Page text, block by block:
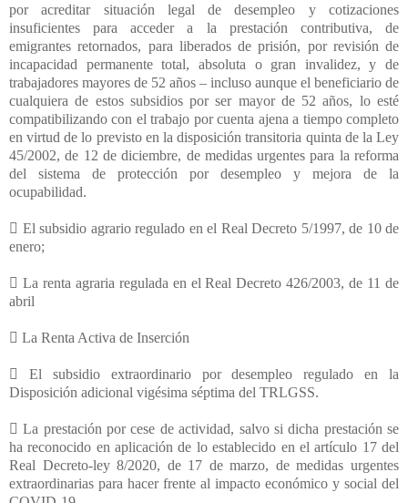
por acreditar situación legal de desempleo y cotizaciones
insuficientes para acceder a la prestación contributiva, de
emigrantes retornados, para liberados de prisión, por revisión de
incapacidad permanente total, absoluta o gran invalidez, y de
trabajadores mayores de 52 años – incluso aunque el beneficiario de
cualquiera de estos subsidios por ser mayor de 52 años, lo esté
compatibilizando con el trabajo por cuenta ajena a tiempo completo
en virtud de lo previsto en la disposición transitoria quinta de la Ley
45/2002, de 12 de diciembre, de medidas urgentes para la reforma
del sistema de protección por desempleo y mejora de la
ocupabilidad.
 El subsidio agrario regulado en el Real Decreto 5/1997, de 10 de
enero;
 La renta agraria regulada en el Real Decreto 426/2003, de 11 de
abril
 La Renta Activa de Inserción
 El subsidio extraordinario por desempleo regulado en la
Disposición adicional vigésima séptima del TRLGSS.
 La prestación por cese de actividad, salvo si dicha prestación se
ha reconocido en aplicación de lo establecido en el artículo 17 del
Real Decreto-ley 8/2020, de 17 de marzo, de medidas urgentes
extraordinarias para hacer frente al impacto económico y social del